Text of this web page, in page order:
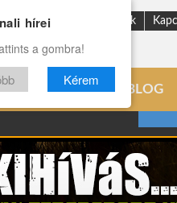
Archívum Rólunk
VILÁG BLOG
hírei
a gombra!
Kérem